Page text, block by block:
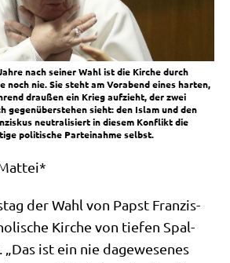
nach seiner Wahl ist die Kirche durch
noch nie. Sie steht am Vorabend eines harten,
draußen ein Krieg aufzieht, der zwei
gegenüberstehen sieht: den Islam und den
neutralisiert in diesem Konflikt die
politische Parteinahme selbst.
der Wahl von Papst Fran­zis­
Kir­che von tie­fen Spal­
ist ein nie dage­we­se­nes